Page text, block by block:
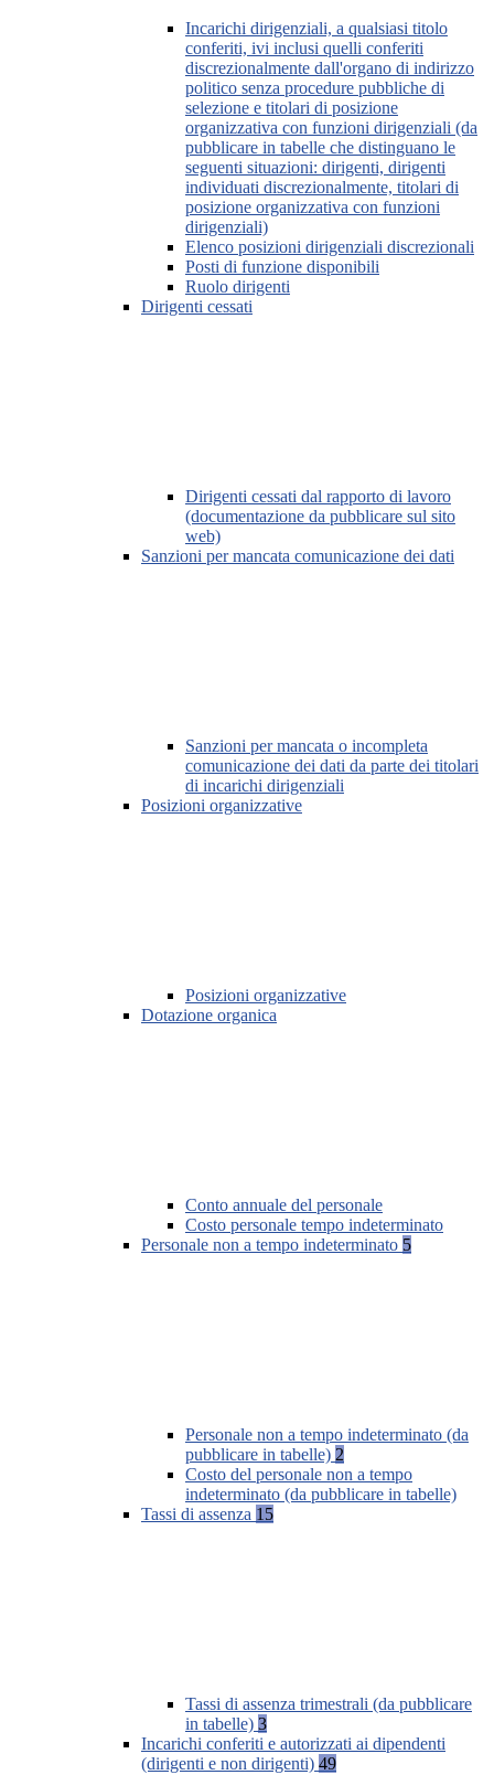
Incarichi dirigenziali, a qualsiasi titolo
conferiti, ivi inclusi quelli conferiti
discrezionalmente dall'organo di indirizzo
politico senza procedure pubbliche di
selezione e titolari di posizione
organizzativa con funzioni dirigenziali (da
pubblicare in tabelle che distinguano le
seguenti situazioni: dirigenti, dirigenti
individuati discrezionalmente, titolari di
posizione organizzativa con funzioni
dirigenziali)
Elenco posizioni dirigenziali discrezionali
Posti di funzione disponibili
Ruolo dirigenti
Dirigenti cessati
Dirigenti cessati dal rapporto di lavoro
(documentazione da pubblicare sul sito
web)
Sanzioni per mancata comunicazione dei dati
Sanzioni per mancata o incompleta
comunicazione dei dati da parte dei titolari
di incarichi dirigenziali
Posizioni organizzative
Posizioni organizzative
Dotazione organica
Conto annuale del personale
Costo personale tempo indeterminato
Personale non a tempo indeterminato 5
Personale non a tempo indeterminato (da
pubblicare in tabelle) 2
Costo del personale non a tempo
indeterminato (da pubblicare in tabelle)
Tassi di assenza 15
Tassi di assenza trimestrali (da pubblicare
in tabelle) 3
Incarichi conferiti e autorizzati ai dipendenti
(dirigenti e non dirigenti) 49